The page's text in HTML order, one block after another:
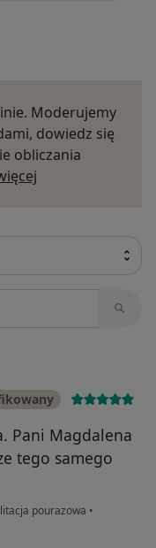
Moderujemy
dowiedz się
obliczania
Pani Magdalena
tego samego
pourazowa •